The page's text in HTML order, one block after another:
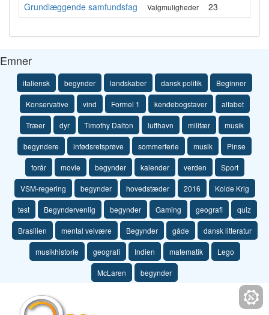
Grundlæggende samfundsfag
Valgmuligheder 23
Emner
italiensk begynder landskaber dansk politik Beginner
Konservative vind Formel 1 kendebogstaver alfabet
Træer dyr Timothy Dalton lufthavn militær musik
begyndere infødsretsprøve sommerferie musik Pinse
forår movie begynder kalender verden Sport
VSM-regering begynder hovedstæder 2016 Kolde Krig
test Begyndervenlig begynder Gaming geografi quiz
Brasilien mental velvære Begynder gåde dansk litteratur
musikhistorie geografi Indien matematik Lego
McLaren begynder